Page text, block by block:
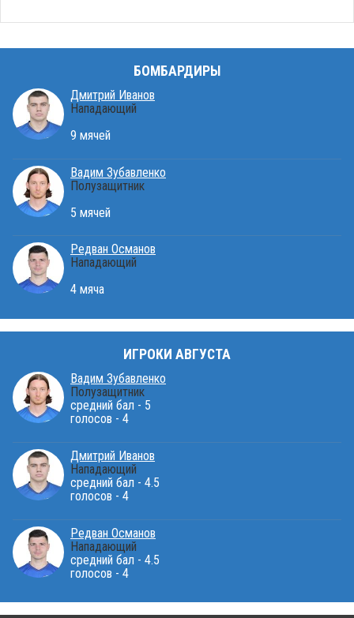
БОМБАРДИРЫ
Дмитрий Иванов
Нападающий
9 мячей
Вадим Зубавленко
Полузащитник
5 мячей
Редван Османов
Нападающий
4 мяча
ИГРОКИ АВГУСТА
Вадим Зубавленко
Полузащитник
средний бал - 5
голосов - 4
Дмитрий Иванов
Нападающий
средний бал - 4.5
голосов - 4
Редван Османов
Нападающий
средний бал - 4.5
голосов - 4